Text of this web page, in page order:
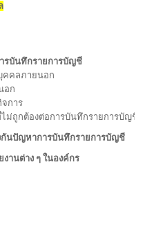
รบันทึกรายการบัญชี
คคลภายนอก
อก
การ
ม่ถูกต้องต่อการบันทึกรายการบัญชี
กันปัญหาการบันทึกรายการบัญชี
านต่าง ๆ ในองค์กร